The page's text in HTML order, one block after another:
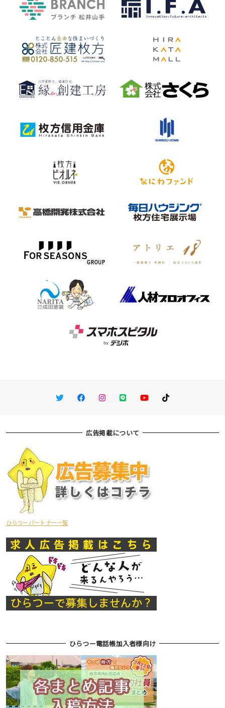
TwitterFacebookInstagram
LINE You TubeTikTok
広告掲載について
ひらつーパートナー一覧
ひらつー電話帳加入者様向け